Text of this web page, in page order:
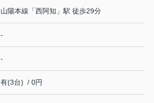
山陽本線 「西阿知 」駅 徒歩29分
-
-
有(3台) / 0円